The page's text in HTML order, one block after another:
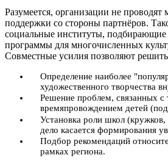
Разумеется, организации не проводят
поддержки со стороны партнёров.
социальные институты,
программы для многочисленных
Совместные усилия позволяют
Определение наиболее
художественного творчества
Решение проблем, связанных с
времяпровождением детей
Установка роли школ (кружков,
дело касается формирования
Подбор рекомендаций
рамках региона.